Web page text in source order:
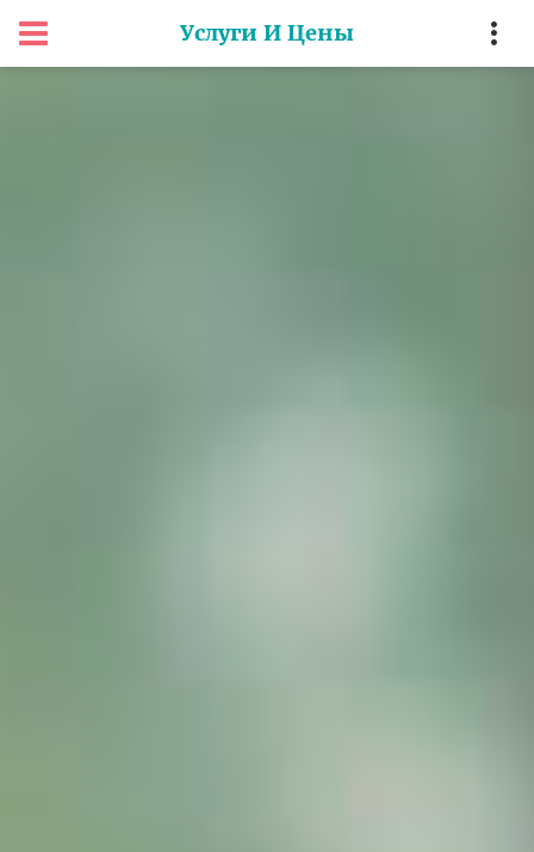
Услуги И Цены